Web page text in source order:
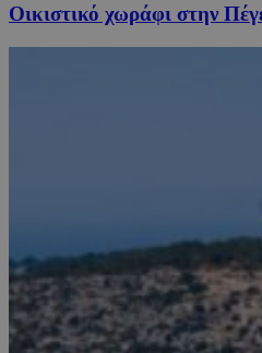
Οικιστικό χωράφι στην